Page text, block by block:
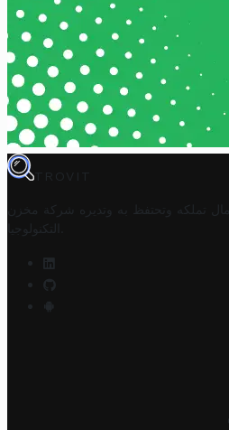
TROVIT
تملكه وتحتفظ به وتديره
شركة مخزن
التكنولوجيا